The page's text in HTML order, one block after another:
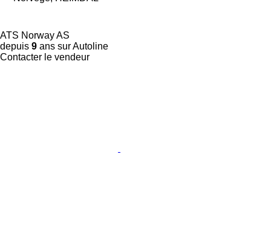
ATS Norway AS
depuis 9 ans sur Autoline
Contacter le vendeur